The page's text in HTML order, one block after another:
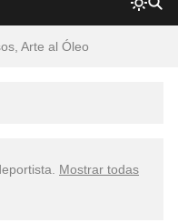
Arte al Óleo
Mostrar todas